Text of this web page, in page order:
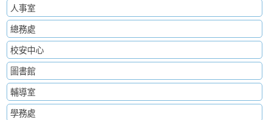
人事室
總務處
校安中心
圖書館
輔導室
學務處